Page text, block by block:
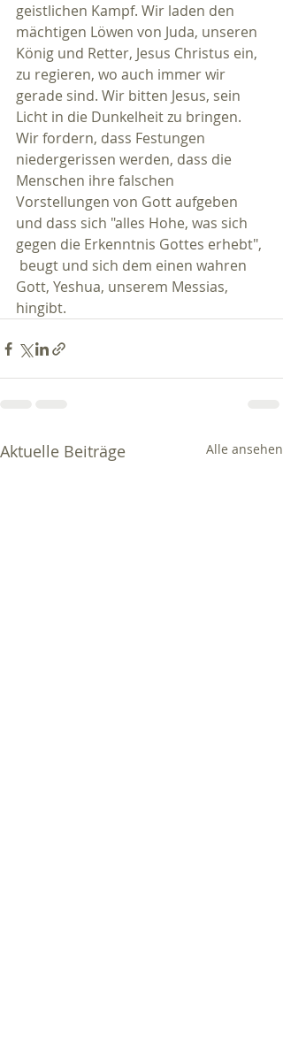
geistlichen Kampf. Wir laden den
mächtigen Löwen von Juda, unseren
König und Retter, Jesus Christus ein,
zu regieren, wo auch immer wir
gerade sind. Wir bitten Jesus, sein
Licht in die Dunkelheit zu bringen.
Wir fordern, dass Festungen
niedergerissen werden, dass die
Menschen ihre falschen
Vorstellungen von Gott aufgeben
und dass sich "alles Hohe, was sich
gegen die Erkenntnis Gottes erhebt",
beugt und sich dem einen wahren
Gott, Yeshua, unserem Messias,
hingibt.
Aktuelle Beiträge Alle ansehen